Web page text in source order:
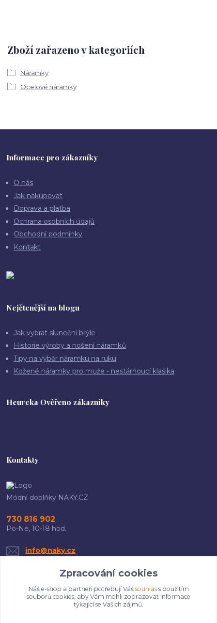
Zboží zařazeno v kategoriích
Náramky
Ocelové náramky
Informace pro zákazníky
O nás
Jak nakupovat
Doprava a platba
Ochrana osobních údajů
Obchodní podmínky
Kontakt
Nejčtenější na blogu
Jak vybrat sluneční brýle
Historie výroby a nošení náramků
Tipy na výběr náramku na ruku
Kožené náramky pro muže - nestárnoucí klasika
Heureka Ověřeno zákazníky
Kontakty
Módní doplňky NAKY.CZ
730 816 902
Po-Ne, 10-18 hod.
info@naky.cz
Zpracování cookies
Náš e-shop a partneři potřebují Váš souhlass použitím
souborů cookies, aby Vám mohli zobrazovat informace
týkající se Vašich zájmů.